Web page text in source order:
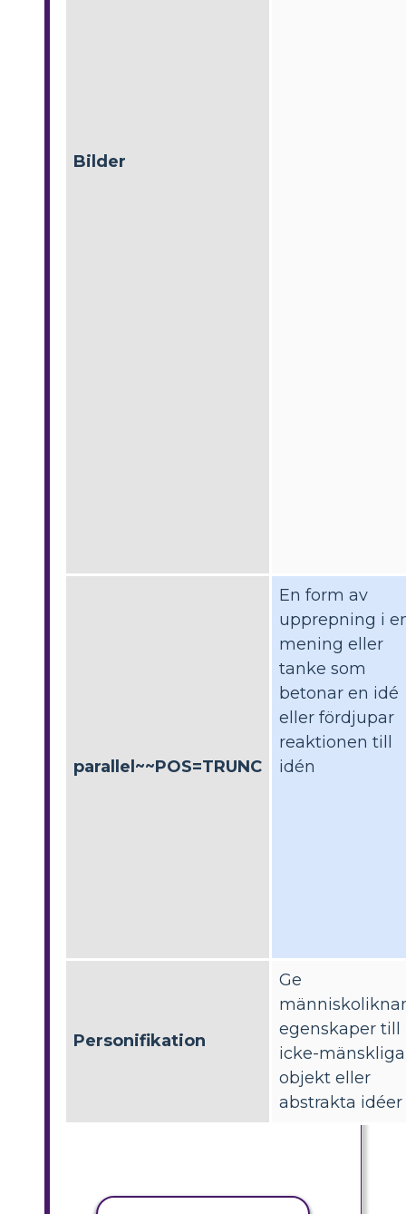
Bilder
parallel~~POS=TRUNC
En form av
upprepning i
mening eller
tanke som
betonar en idé
eller fördjupar
reaktionen till
idén
Personifikation
Ge
egenskaper till
icke-mänskliga
objekt eller
abstrakta idéer